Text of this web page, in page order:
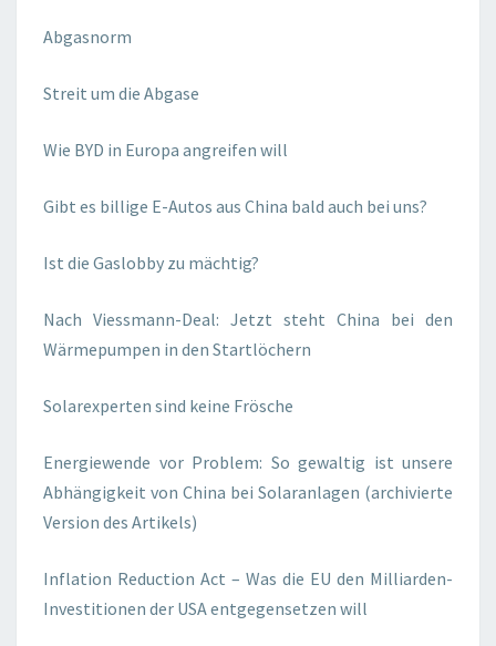
Abgasnorm
Streit um die Abgase
Wie BYD in Europa angreifen will
Gibt es billige E-Autos aus China bald auch bei uns?
Ist die Gaslobby zu mächtig?
Nach Viessmann-Deal: Jetzt steht China bei den
Wärmepumpen in den Startlöchern
Solarexperten sind keine Frösche
Energiewende vor Problem: So gewaltig ist unsere
Abhängigkeit von China bei Solaranlagen (archivierte
Version des Artikels)
Inflation Reduction Act – Was die EU den Milliarden-
Investitionen der USA entgegensetzen will